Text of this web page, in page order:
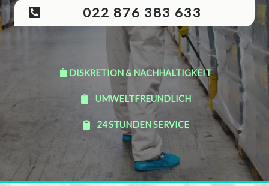
022 876 383 633
DISKRETION & NACHHALTIGKEIT
UMWELTFREUNDLICH
24 STUNDEN SERVICE